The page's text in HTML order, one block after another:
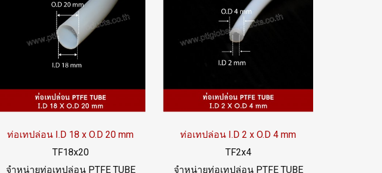
OA : @ptiglobal
OA : @ptiglobal
ท่อเทปล่อน I.D 18 x O.D 20 mm
TF18x20
จำหน่ายท่อเทปล่อน PTFE TUBE
ท่อเทปล่อน I.D 2 x O.D 4 mm
TF2x4
จำหน่ายท่อเทปล่อน PTFE TUBE